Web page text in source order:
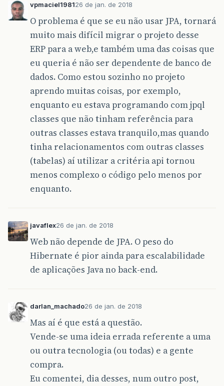
vpmaciel198126 de jan. de 2018
O problema é que se eu não usar JPA, tornará
muito mais difícil migrar o projeto desse
ERP para a web,e também uma das coisas que
eu queria é não ser dependente de banco de
dados. Como estou sozinho no projeto
aprendo muitas coisas, por exemplo,
enquanto eu estava programando com jpql
classes que não tinham referência para
outras classes estava tranquilo,mas quando
tinha relacionamentos com outras classes
(tabelas) aí utilizar a critéria api tornou
menos complexo o código pelo menos por
enquanto.
javaflex26 de jan. de 2018
Web não depende de JPA. O peso do
Hibernate é pior ainda para escalabilidade
de aplicações Java no back-end.
darlan_machado26 de jan. de 2018
Mas aí é que está a questão.
Vende-se uma ideia errada referente a uma
ou outra tecnologia (ou todas) e a gente
compra.
Eu comentei, dia desses, num outro post,